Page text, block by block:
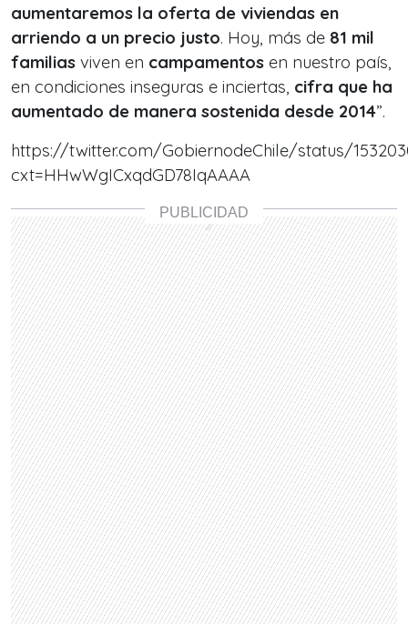
aumentaremos la oferta de viviendas en
arriendo a un precio justo. Hoy, más de 81 mil
familias viven en campamentos en nuestro país,
en condiciones inseguras e inciertas, cifra que ha
aumentado de manera sostenida desde 2014”.
https://twitter.com/GobiernodeChile/status/
cxt=HHwWgICxqdGD78IqAAAA